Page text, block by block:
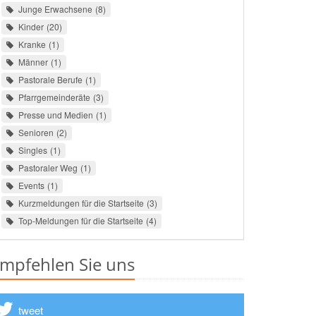
Junge Erwachsene 8
Kinder 20
Kranke 1
Männer 1
Pastorale Berufe 1
Pfarrgemeinderäte 3
Presse und Medien 1
Senioren 2
Singles 1
Pastoraler Weg 1
Events 1
Kurzmeldungen für die Startseite 3
Top-Meldungen für die Startseite 4
Sie uns
tweet